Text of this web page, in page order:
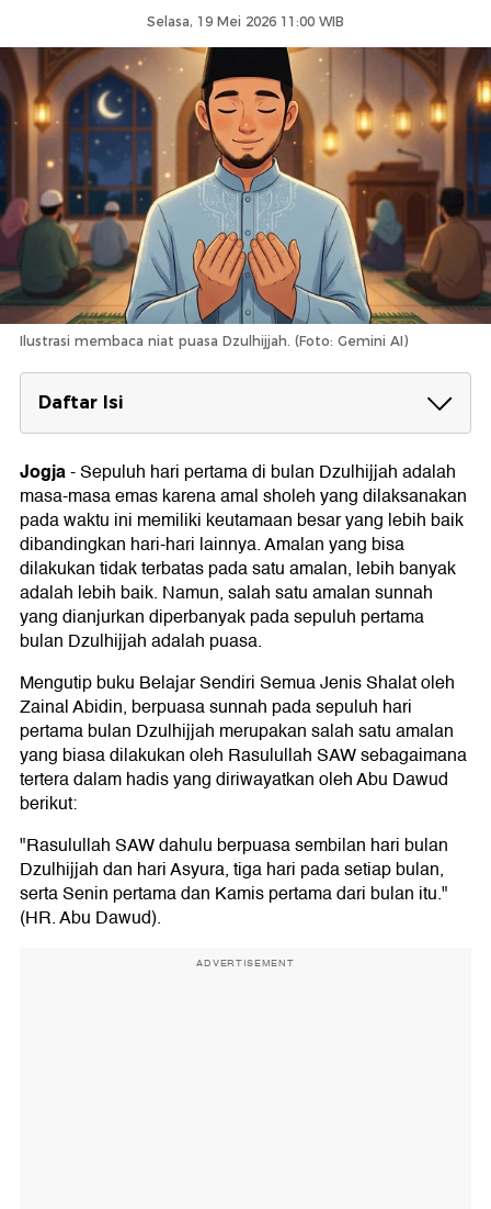
Selasa, 19 Mei 2026 11:00 WIB
Ilustrasi membaca niat puasa Dzulhijjah. (Foto: Gemini AI)
Daftar Isi
Kapan Puasa Dzulhijjah 2026?
Keutamaan Puasa Dzulhijjah, Tarwiyah, dan
Arafah
1. Amalan yang Dicintai Allah SWT
2. Menghapuskan Dosa Setahun yang Lalu dan
Setahun yang Akan Datang
3. Melindungi Diri dari Perbuatan Maksiat
4. Terbebas dari Siksa Api Neraka
5. Waktu Terbaik untuk Berdoa
6. Mengikuti Kebiasaan Rasulullah
Niat Puasa Sunnah Awal Dzulhijjah
Niat Puasa Dzulhijjah (1-7 Dzulhijjah)
Niat Puasa Tarwiyah (8 Dzulhijjah)
Niat Puasa Arafah (9 Dzulhijjah)
Kapan Niat Puasa Dibaca?
Niat Puasa Tarwiyah (8 Dzulhijjah) Siang Hari
Niat Puasa Arafah (9 Dzulhijjah) Siang Hari
Jogja-Sepuluh hari pertama di bulan Dzulhijjah adalah
masa-masa emas karena amal sholeh yang dilaksanakan
pada waktu ini memiliki keutamaan besar yang lebih baik
dibandingkan hari-hari lainnya. Amalan yang bisa
dilakukan tidak terbatas pada satu amalan, lebih banyak
adalah lebih baik. Namun, salah satu amalan sunnah
yang dianjurkan diperbanyak pada sepuluh pertama
bulan Dzulhijjah adalah puasa.
Mengutip buku Belajar Sendiri Semua Jenis Shalat oleh
Zainal Abidin, berpuasa sunnah pada sepuluh hari
pertama bulan Dzulhijjah merupakan salah satu amalan
yang biasa dilakukan oleh Rasulullah SAW sebagaimana
tertera dalam hadis yang diriwayatkan oleh Abu Dawud
berikut:
"Rasulullah SAW dahulu berpuasa sembilan hari bulan
Dzulhijjah dan hari Asyura, tiga hari pada setiap bulan,
serta Senin pertama dan Kamis pertama dari bulan itu."
(HR. Abu Dawud).
ADVERTISEMENT